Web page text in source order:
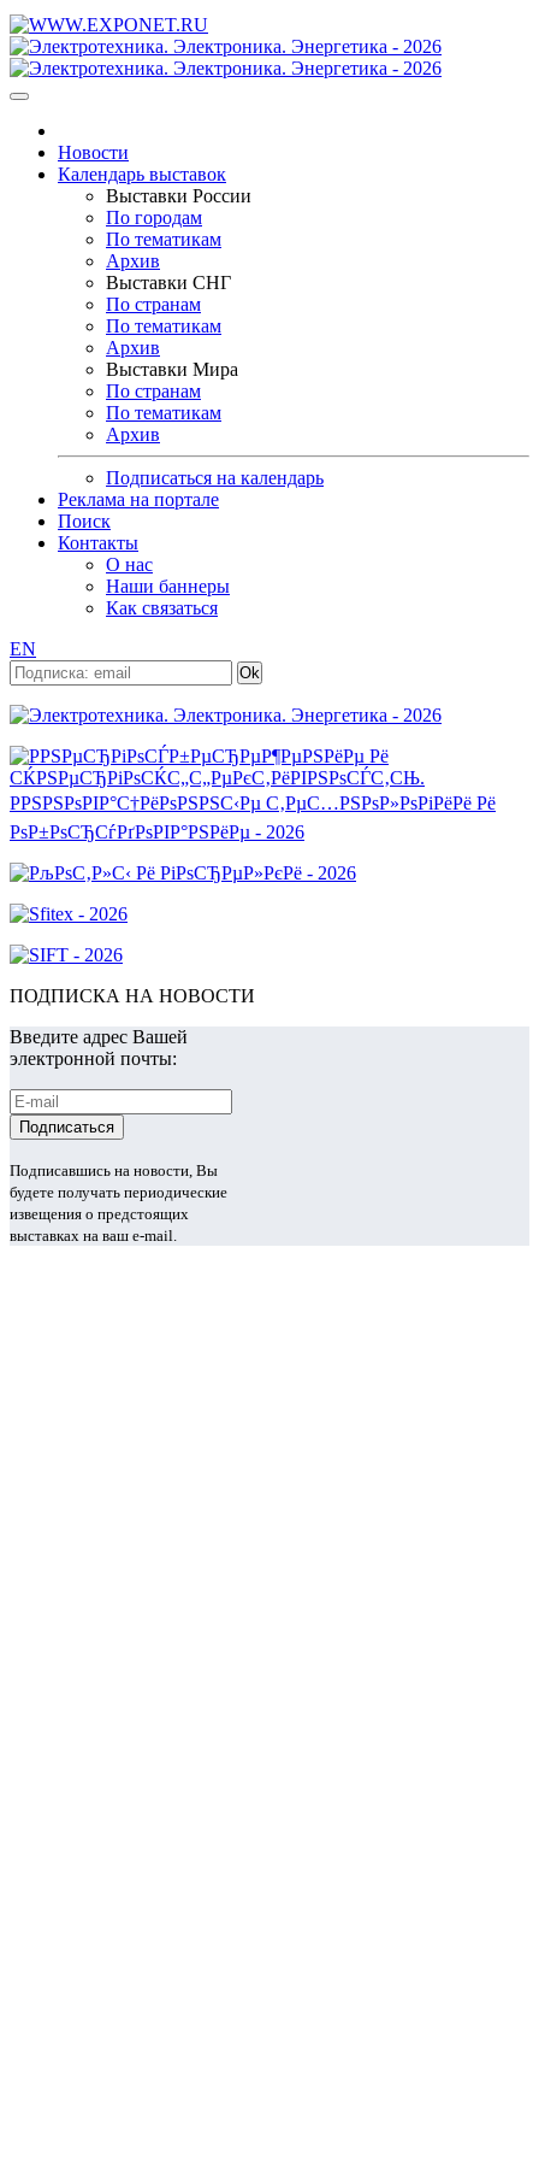
Новости
Календарь выставок
Выставки России
По городам
По тематикам
Архив
Выставки СНГ
По странам
По тематикам
Архив
Выставки Мира
По странам
По тематикам
Архив
Подписаться на календарь
Реклама на портале
Поиск
Контакты
О нас
Наши баннеры
Как связаться
EN
ПОДПИСКА НА НОВОСТИ
Введите адрес Вашей
электронной почты:
Подписавшись на новости, Вы
будете получать периодические
извещения о предстоящих
выставках на ваш e-mail.